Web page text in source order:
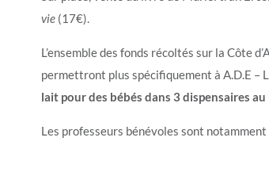
vie (17€).
L’ensemble des fonds récoltés sur la Côte
permettront plus spécifiquement à A.D.E –
lait pour des bébés dans 3 dispensaires au
Les professeurs bénévoles sont